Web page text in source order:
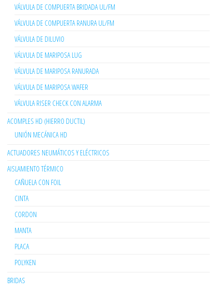
VÁLVULA DE COMPUERTA BRIDADA UL/FM
VÁLVULA DE COMPUERTA RANURA UL/FM
VÁLVULA DE DILUVIO
VÁLVULA DE MARIPOSA LUG
VÁLVULA DE MARIPOSA RANURADA
VÁLVULA DE MARIPOSA WAFER
VÁLVULA RISER CHECK CON ALARMA
ACOMPLES HD (HIERRO DUCTIL)
UNIÓN MECÁNICA HD
ACTUADORES NEUMÁTICOS Y ELÉCTRICOS
AISLAMIENTO TÉRMICO
CAÑUELA CON FOIL
CINTA
CORDON
MANTA
PLACA
POLYKEN
BRIDAS